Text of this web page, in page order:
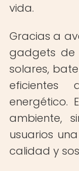
vida.
Gracias a
gadgets de
solares,
eficientes
energético.
ambiente,
usuarios
calidad y